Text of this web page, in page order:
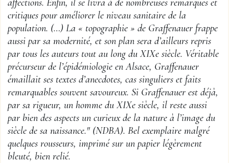
affections. Enfin, il se livra à de nombreuses remarques et
critiques pour améliorer le niveau sanitaire de la
population. (…) La « topographie » de Graffenauer frappe
aussi par sa modernité, et son plan sera d’ailleurs repris
par tous les auteurs tout au long du XIXe siècle. Véritable
précurseur de l’épidémiologie en Alsace, Graffenauer
émaillait ses textes d’anecdotes, cas singuliers et faits
remarquables souvent savoureux. Si Graffenauer est déjà,
par sa rigueur, un homme du XIXe siècle, il reste aussi
par bien des aspects un curieux de la nature à l’image du
siècle de sa naissance." (NDBA). Bel exemplaire malgré
quelques rousseurs, imprimé sur un papier légèrement
bleuté, bien relié.